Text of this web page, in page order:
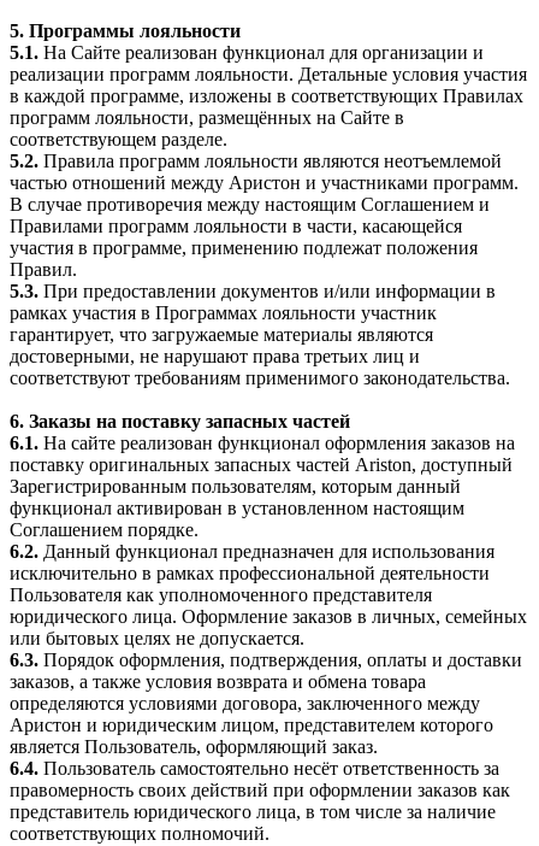
5. Программы лояльности
5.1. На Сайте реализован функционал для организации и
реализации программ лояльности. Детальные условия участия
в каждой программе, изложены в соответствующих Правилах
программ лояльности, размещённых на Сайте в
соответствующем разделе.
5.2. Правила программ лояльности являются неотъемлемой
частью отношений между Аристон и участниками программ.
В случае противоречия между настоящим Соглашением и
Правилами программ лояльности в части, касающейся
участия в программе, применению подлежат положения
Правил.
5.3. При предоставлении документов и/или информации в
рамках участия в Программах лояльности участник
гарантирует, что загружаемые материалы являются
достоверными, не нарушают права третьих лиц и
соответствуют требованиям применимого законодательства.
6. Заказы на поставку запасных частей
6.1. На сайте реализован функционал оформления заказов на
поставку оригинальных запасных частей Ariston, доступный
Зарегистрированным пользователям, которым данный
функционал активирован в установленном настоящим
Соглашением порядке.
6.2. Данный функционал предназначен для использования
исключительно в рамках профессиональной деятельности
Пользователя как уполномоченного представителя
юридического лица. Оформление заказов в личных, семейных
или бытовых целях не допускается.
6.3. Порядок оформления, подтверждения, оплаты и доставки
заказов, а также условия возврата и обмена товара
определяются условиями договора, заключенного между
Аристон и юридическим лицом, представителем которого
является Пользователь, оформляющий заказ.
6.4. Пользователь самостоятельно несёт ответственность за
правомерность своих действий при оформлении заказов как
представитель юридического лица, в том числе за наличие
соответствующих полномочий.